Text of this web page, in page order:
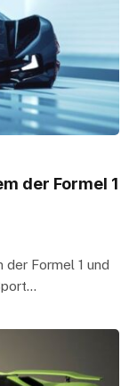
der Formel 1
Formel 1 und